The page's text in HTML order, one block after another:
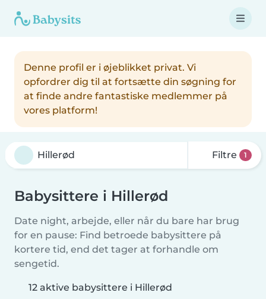
Denne profil er i øjeblikket privat. Vi
opfordrer dig til at fortsætte din søgning for
at finde andre fantastiske medlemmer på
vores platform!
Filtre 1
Babysittere i Hillerød
Date night, arbejde, eller når du bare har brug
for en pause: Find betroede babysittere på
kortere tid, end det tager at forhandle om
sengetid.
12 aktive babysittere i Hillerød